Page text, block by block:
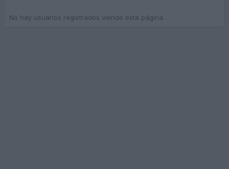
No hay usuarios registrados viendo esta página.